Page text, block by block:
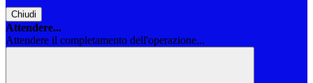
Chiudi
Attendere...
Attendere il completamento dell'operazione...